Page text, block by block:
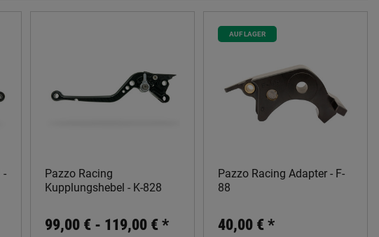
-
Pazzo Racing
Kupplungshebel - K-828
99,00 € - 119,00 €*
AUF LAGER
Pazzo Racing Adapter - F-
88
40,00 €*